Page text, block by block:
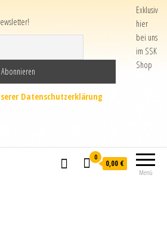
Exklusiv
hier
bei uns
im SSK
Shop
Datenschutzerklärung
Menü
0
0,00 €